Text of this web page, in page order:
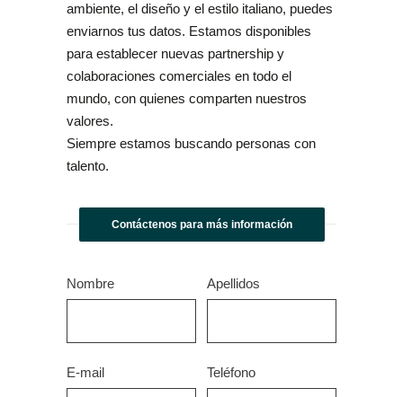
ambiente, el diseño y el estilo italiano, puedes
enviarnos tus datos. Estamos disponibles
para establecer nuevas partnership y
colaboraciones comerciales en todo el
mundo, con quienes comparten nuestros
valores.
Siempre estamos buscando personas con
talento.
Contáctenos para más información
Nombre Apellidos
E-mail Teléfono